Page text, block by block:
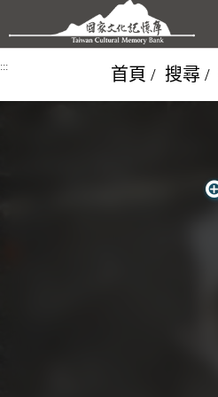
跳到主要內容區塊
::: 首頁 搜尋